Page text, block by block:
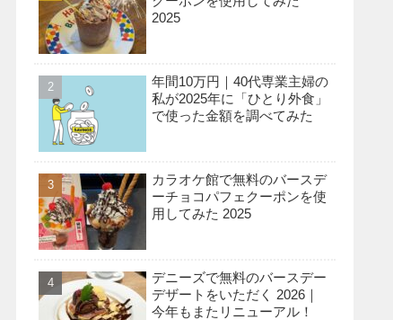
2025
年間10万円｜40代専業主婦の
私が2025年に「ひとり外食」
で使った金額を調べてみた
カラオケ館で無料のバースデ
ーチョコパフェクーポンを使
用してみた 2025
デニーズで無料のバースデー
デザートをいただく 2026｜
今年もまたリニューアル！